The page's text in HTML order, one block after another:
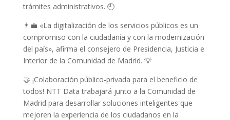
trámites administrativos. 🕘
👨‍💼 «La digitalización de los servicios públicos es un
compromiso con la ciudadanía y con la modernización
del país», afirma el consejero de Presidencia, Justicia e
Interior de la Comunidad de Madrid. 💡
🤝 ¡Colaboración público-privada para el beneficio de
todos! NTT Data trabajará junto a la Comunidad de
Madrid para desarrollar soluciones inteligentes que
mejoren la experiencia de los ciudadanos en la